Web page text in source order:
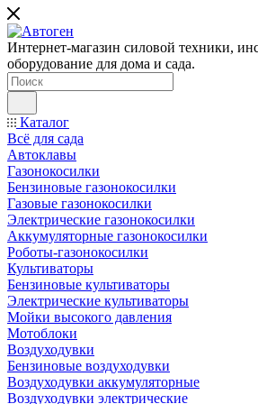
Интернет-магазин силовой техники,
оборудование для дома и сада.
Каталог
Всё для сада
Автоклавы
Газонокосилки
Бензиновые газонокосилки
Газовые газонокосилки
Электрические газонокосилки
Аккумуляторные газонокосилки
Роботы-газонокосилки
Культиваторы
Бензиновые культиваторы
Электрические культиваторы
Мойки высокого давления
Мотоблоки
Воздуходувки
Бензиновые воздуходувки
Воздуходувки аккумуляторные
Воздуходувки электрические